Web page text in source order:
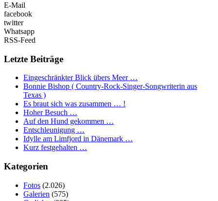
E-Mail
facebook
twitter
Whatsapp
RSS-Feed
Letzte Beiträge
Eingeschränkter Blick übers Meer …
Bonnie Bishop ( Country-Rock-Singer-Songwriterin aus
Texas )
Es braut sich was zusammen … !
Hoher Besuch …
Auf den Hund gekommen …
Entschleunigung …
Idylle am Limfjord in Dänemark …
Kurz festgehalten …
Kategorien
Fotos (2.026)
Galerien (575)